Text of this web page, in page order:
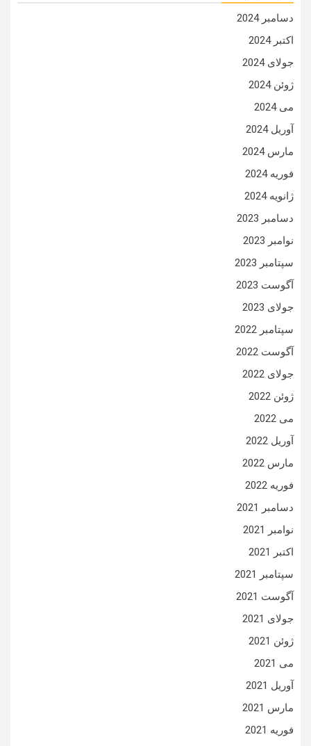
دسامبر 2024
اکتبر 2024
جولای 2024
ژوئن 2024
می 2024
آوریل 2024
مارس 2024
فوریه 2024
ژانویه 2024
دسامبر 2023
نوامبر 2023
سپتامبر 2023
آگوست 2023
جولای 2023
سپتامبر 2022
آگوست 2022
جولای 2022
ژوئن 2022
می 2022
آوریل 2022
مارس 2022
فوریه 2022
دسامبر 2021
نوامبر 2021
اکتبر 2021
سپتامبر 2021
آگوست 2021
جولای 2021
ژوئن 2021
می 2021
آوریل 2021
مارس 2021
فوریه 2021